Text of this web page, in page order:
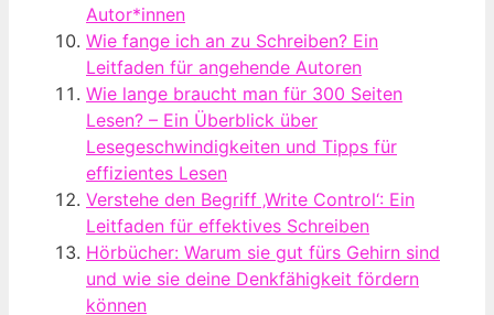
Autor*innen
Wie fange ich an zu Schreiben? Ein
Leitfaden für angehende Autoren
Wie lange braucht man für 300 Seiten
Lesen? – Ein Überblick über
Lesegeschwindigkeiten und Tipps für
effizientes Lesen
Verstehe den Begriff ‚Write Control‘: Ein
Leitfaden für effektives Schreiben
Hörbücher: Warum sie gut fürs Gehirn sind
und wie sie deine Denkfähigkeit fördern
können